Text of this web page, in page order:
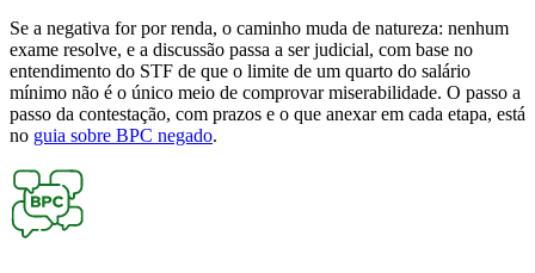
Se a negativa for por renda, o caminho muda de natureza: nenhum
exame resolve, e a discussão passa a ser judicial, com base no
entendimento do STF de que o limite de um quarto do salário
mínimo não é o único meio de comprovar miserabilidade. O passo a
passo da contestação, com prazos e o que anexar em cada etapa, está
no guia sobre BPC negado.